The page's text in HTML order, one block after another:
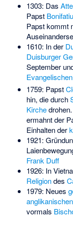
1303: Das
Papst
Papst kommt
1610: In der
Duisburger
September
1759: Papst
hin, die durch
Kirche
ermahnt der
Einhalten der
1921:
Frank Duff
1926: In
Religiondes
1979: Neues
vormals